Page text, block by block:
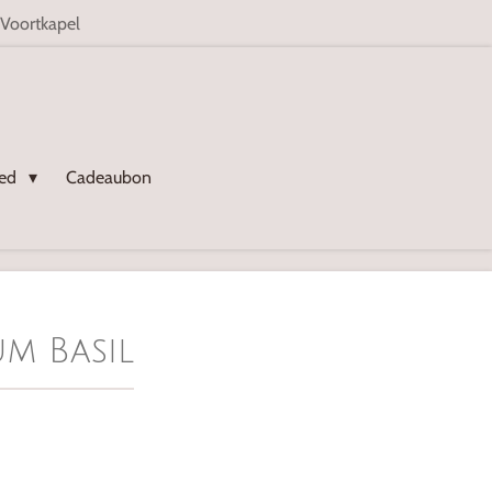
Cadeaubon
Basil